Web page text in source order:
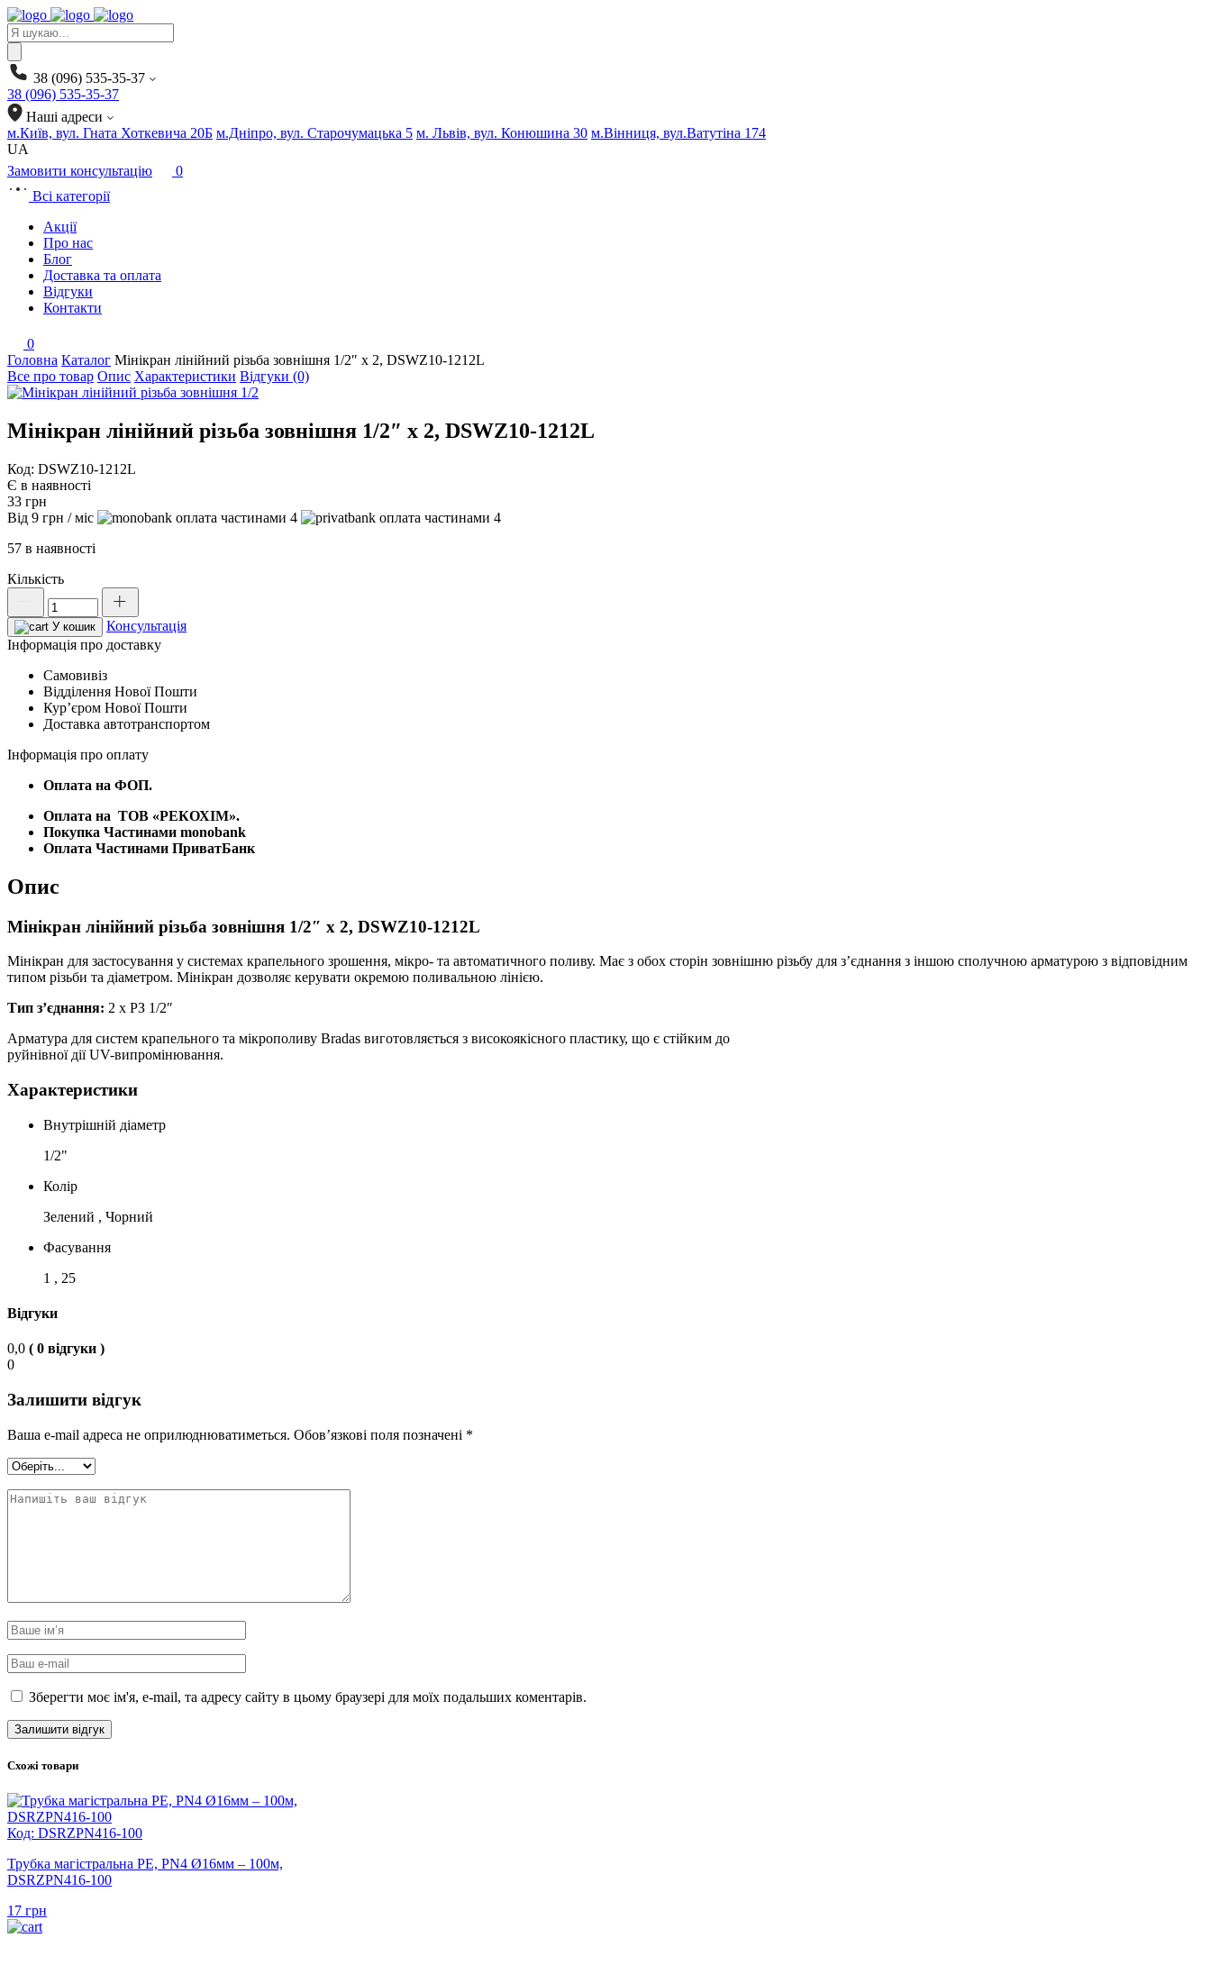
Products
search
38 (096) 535-35-37
38 (096) 535-35-37
Наші адреси
м.Київ, вул. Гната Хоткевича 20Б м.Дніпро, вул. Старочумацька 5 м. Львів, вул. Конюшина 30 м.Вінниця, вул.Ватутіна 174
UA
Замовити консультацію
0
Всі категорії
Акції
Про нас
Блог
Доставка та оплата
Відгуки
Контакти
0
Головна Каталог Мінікран лінійний різьба зовнішня 1/2″ х 2, DSWZ10-1212L
Все про товар Опис Характеристики Відгуки (0)
Мінікран лінійний різьба зовнішня 1/2″ х 2, DSWZ10-1212L
Код: DSWZ10-1212L
Є в наявності
33 грн
Від 9 грн / міс 4
4
57 в наявності
Кількість
Мінікран
лінійний
різьба
зовнішня
х
2,
DSWZ10-
1212L
У кошик
Консультація
Інформація про доставку
Самовивіз
Відділення Нової Пошти
Курʼєром Нової Пошти
Доставка автотранспортом
Інформація про оплату
Оплата на ФОП.
Оплата на ТОВ «РЕКОХІМ».
Покупка Частинами monobank
Оплата Частинами ПриватБанк
Опис
Мінікран лінійний різьба зовнішня 1/2″ х 2, DSWZ10-1212L
Мінікран для застосування у системах крапельного зрошення, мікро- та автоматичного поливу. Має з обох сторін зовнішню різьбу для з’єднання з іншою сполучною арматурою з відповідним
типом різьби та діаметром. Мінікран дозволяє керувати окремою поливальною лінією.
Тип з’єднання: 2 х РЗ 1/2″
Арматура для систем крапельного та мікрополиву Bradas виготовляється з високоякісного пластику, що є стійким до
руйнівної дії UV-випромінювання.
Характеристики
Внутрішній діаметр
1/2"
Колір
Зелений , Чорний
Фасування
1 , 25
Відгуки
0,0 ( 0 відгуки )
0
Залишити відгук
Ваша e-mail адреса не оприлюднюватиметься. Обов’язкові поля позначені *
Зберегти моє ім'я, e-mail, та адресу сайту в цьому браузері для моїх подальших коментарів.
Схожі товари
Код: DSRZPN416-100
Трубка магістральна PE, PN4 Ø16мм – 100м,
DSRZPN416-100
17 грн